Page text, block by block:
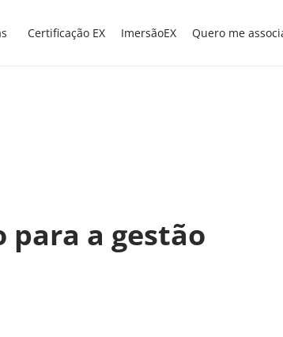
Certificação EX ImersãoEX Quero me
para a gestão